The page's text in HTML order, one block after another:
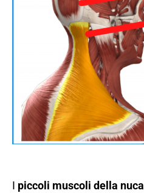
I piccoli muscoli della nuca